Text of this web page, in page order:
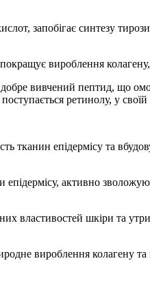
запобігає синтезу
вироблення
вивчений пептид, що
ретинолу, у
тканин епідермісу та
активно
властивостей шкіри та
вироблення колагену